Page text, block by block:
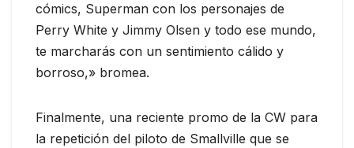
cómics, Superman con los personajes de
Perry White y Jimmy Olsen y todo ese mundo,
te marcharás con un sentimiento cálido y
borroso,» bromea.
Finalmente, una reciente promo de la CW para
la repetición del piloto de Smallville que se